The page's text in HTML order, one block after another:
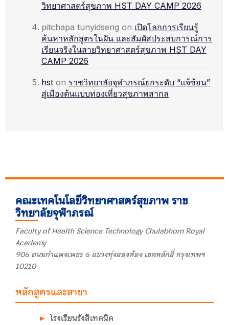
วิทยาศาสตร์สุขภาพ HST DAY CAMP 2026
pitchapa tunyidseng on เปิดโลกการเรียนรู้
ค้นหาหลักสูตรในฝัน และสัมผัสประสบการณ์การ
เรียนจริงในสายวิทยาศาสตร์สุขภาพ HST DAY
CAMP 2026
hst on ราชวิทยาลัยจุฬาภรณ์ยกระดับ “แจ้ซ้อน”
สู่เมืองต้นแบบท่องเที่ยวสุขภาพสากล
คณะเทคโนโลยีวิทยาศาสตร์สุขภาพ ราช
วิทยาลัยจุฬาภรณ์
Faculty of Health Science Technology Chulabhorn Royal
Academy
906 ถนนกำแพงเพชร 6 แขวงทุ่งสองห้อง เขตหลักสี่ กรุงเทพฯ
10210
หลักสูตรและสาขา
โรงเรียนรังสีเทคนิค